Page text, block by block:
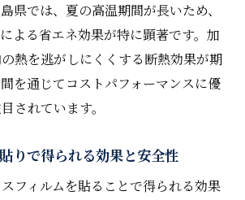
県では、夏の高温期間が長いため、
よる省エネ効果が特に顕著です。加
熱を逃がしにくくする断熱効果が期
を通じてコストパフォーマンスに優
されています。
りで得られる効果と安全性
フィルムを貼ることで得られる効果